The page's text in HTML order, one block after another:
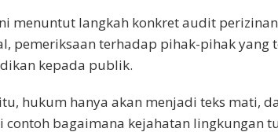
menuntut langkah konkret audit
pemeriksaan terhadap pihak-pihak yang
kepada publik.
hukum hanya akan menjadi teks mati,
contoh bagaimana kejahatan lingkungan